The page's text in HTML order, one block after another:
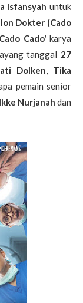
Isfansyah untuk
Dokter (Cado
Cado' karya
tanggal 27
Dolken, Tika
pemain senior
Ikke Nurjanah dan